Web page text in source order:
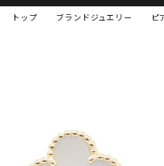
トップ ブランドジュエリー ピ